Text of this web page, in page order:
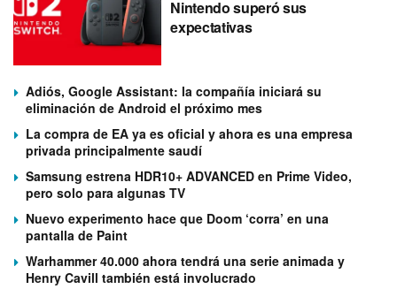
Nintendo superó sus
expectativas
Adiós, Google Assistant: la compañía iniciará su
eliminación de Android el próximo mes
La compra de EA ya es oficial y ahora es una empresa
privada principalmente saudí
Samsung estrena HDR10+ ADVANCED en Prime Video,
pero solo para algunas TV
Nuevo experimento hace que Doom ‘corra’ en una
pantalla de Paint
Warhammer 40.000 ahora tendrá una serie animada y
Henry Cavill también está involucrado